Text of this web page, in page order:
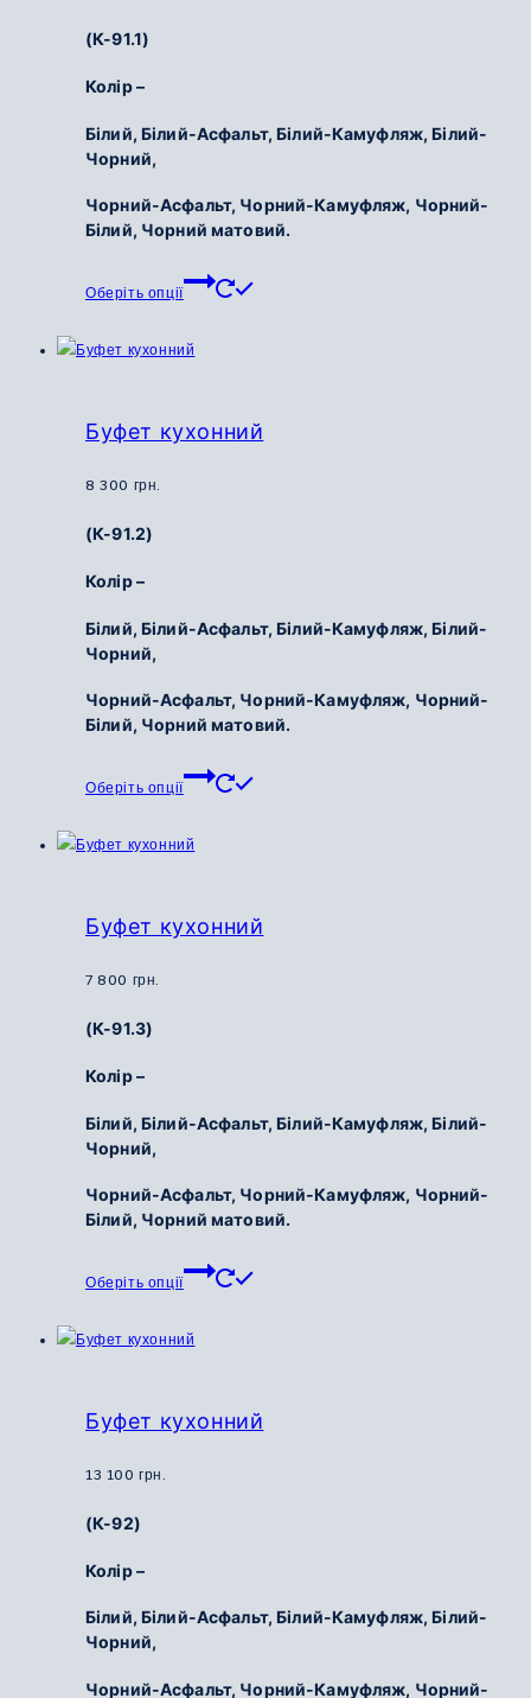
(К-91.1)
Колір –
Білий, Білий-Асфальт,Білий-Камуфляж,Білий-
Чорний,
Чорний-Асфальт, Чорний-Камуфляж, Чорний-
Білий, Чорний матовий.
Оберіть опції
Цей
Параметри
Буфет кухонний
8 300 грн.
(К-91.2)
Колір –
Білий, Білий-Асфальт,Білий-Камуфляж,Білий-
Чорний,
Чорний-Асфальт, Чорний-Камуфляж, Чорний-
Білий, Чорний матовий.
Оберіть опції
Цей
Параметри
Буфет кухонний
7 800 грн.
(К-91.3)
Колір –
Білий, Білий-Асфальт,Білий-Камуфляж,Білий-
Чорний,
Чорний-Асфальт, Чорний-Камуфляж, Чорний-
Білий, Чорний матовий.
Оберіть опції
Буфет кухонний
13 100 грн.
(К-92)
Колір –
Білий, Білий-Асфальт, Білий-Камуфляж, Білий-
Чорний,
Чорний-Асфальт, Чорний-Камуфляж, Чорний-